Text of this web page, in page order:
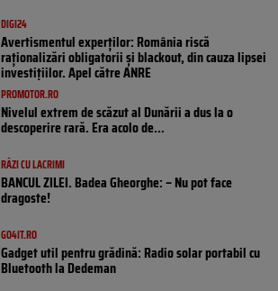
DIGI24
Avertismentul experților: România riscă
raționalizări obligatorii și blackout, din cauza lipsei
investițiilor. Apel către ANRE
PROMOTOR.RO
Nivelul extrem de scăzut al Dunării a dus la o
descoperire rară. Era acolo de...
RÂZI CU LACRIMI
BANCUL ZILEI. Badea Gheorghe: – Nu pot face
dragoste!
GO4IT.RO
Gadget util pentru grădină: Radio solar portabil cu
Bluetooth la Dedeman